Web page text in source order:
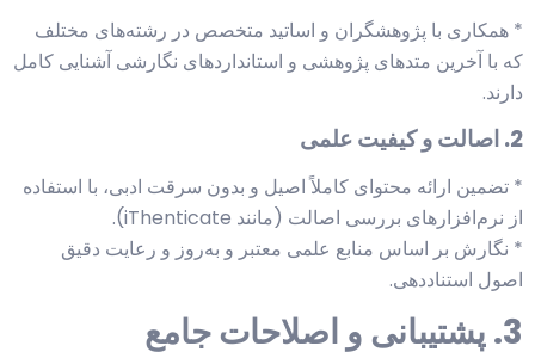
* همکاری با پژوهشگران و اساتید متخصص در رشته‌های مختلف
که با آخرین متدهای پژوهشی و استانداردهای نگارشی آشنایی کامل
دارند.
2. اصالت و کیفیت علمی
* تضمین ارائه محتوای کاملاً اصیل و بدون سرقت ادبی، با استفاده
از نرم‌افزارهای بررسی اصالت (مانند iThenticate).
* نگارش بر اساس منابع علمی معتبر و به‌روز و رعایت دقیق
اصول استناددهی.
3. پشتیبانی و اصلاحات جامع